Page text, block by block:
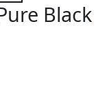
Black